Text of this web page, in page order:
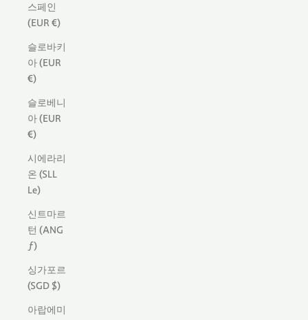
스페인
(EUR €)
슬로바키
아 (EUR
€)
슬로베니
아 (EUR
€)
시에라리
온 (SLL
Le)
신트마르
턴 (ANG
ƒ)
싱가포르
(SGD $)
아랍에미